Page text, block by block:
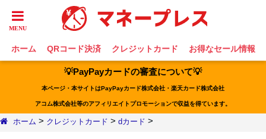
ホーム QRコード決済 クレジットカード お得なセール情報
💡PayPayカードの審査について💡
本ページ・本サイトはPayPayカード株式会社・楽天カード株式会社
アコム株式会社等のアフィリエイトプロモーションで収益を得ています。
ホーム > クレジットカード > dカード >